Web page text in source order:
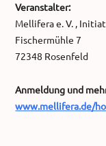
Veranstalter:
Mellifera e. V. ,
Fischermühle 7
72348 Rosenfeld
Anmeldung und
www.mellifera.de/